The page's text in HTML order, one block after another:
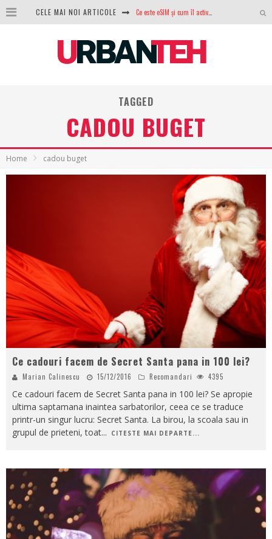
CELE MAI NOI ARTICOLE
TAGGED
CADOU BUGET
Home cadou buget
Ce cadouri facem de Secret Santa pana in 100 lei?
Marian Calinescu 15/12/2016 Recomandari 4395
Ce cadouri facem de Secret Santa pana in 100 lei? Se apropie
ultima saptamana inaintea sarbatorilor, ceea ce se traduce
printr-un singur lucru: Secret Santa. La birou, la scoala sau in
grupul de prieteni, toat... CITESTE MAI DEPARTE...